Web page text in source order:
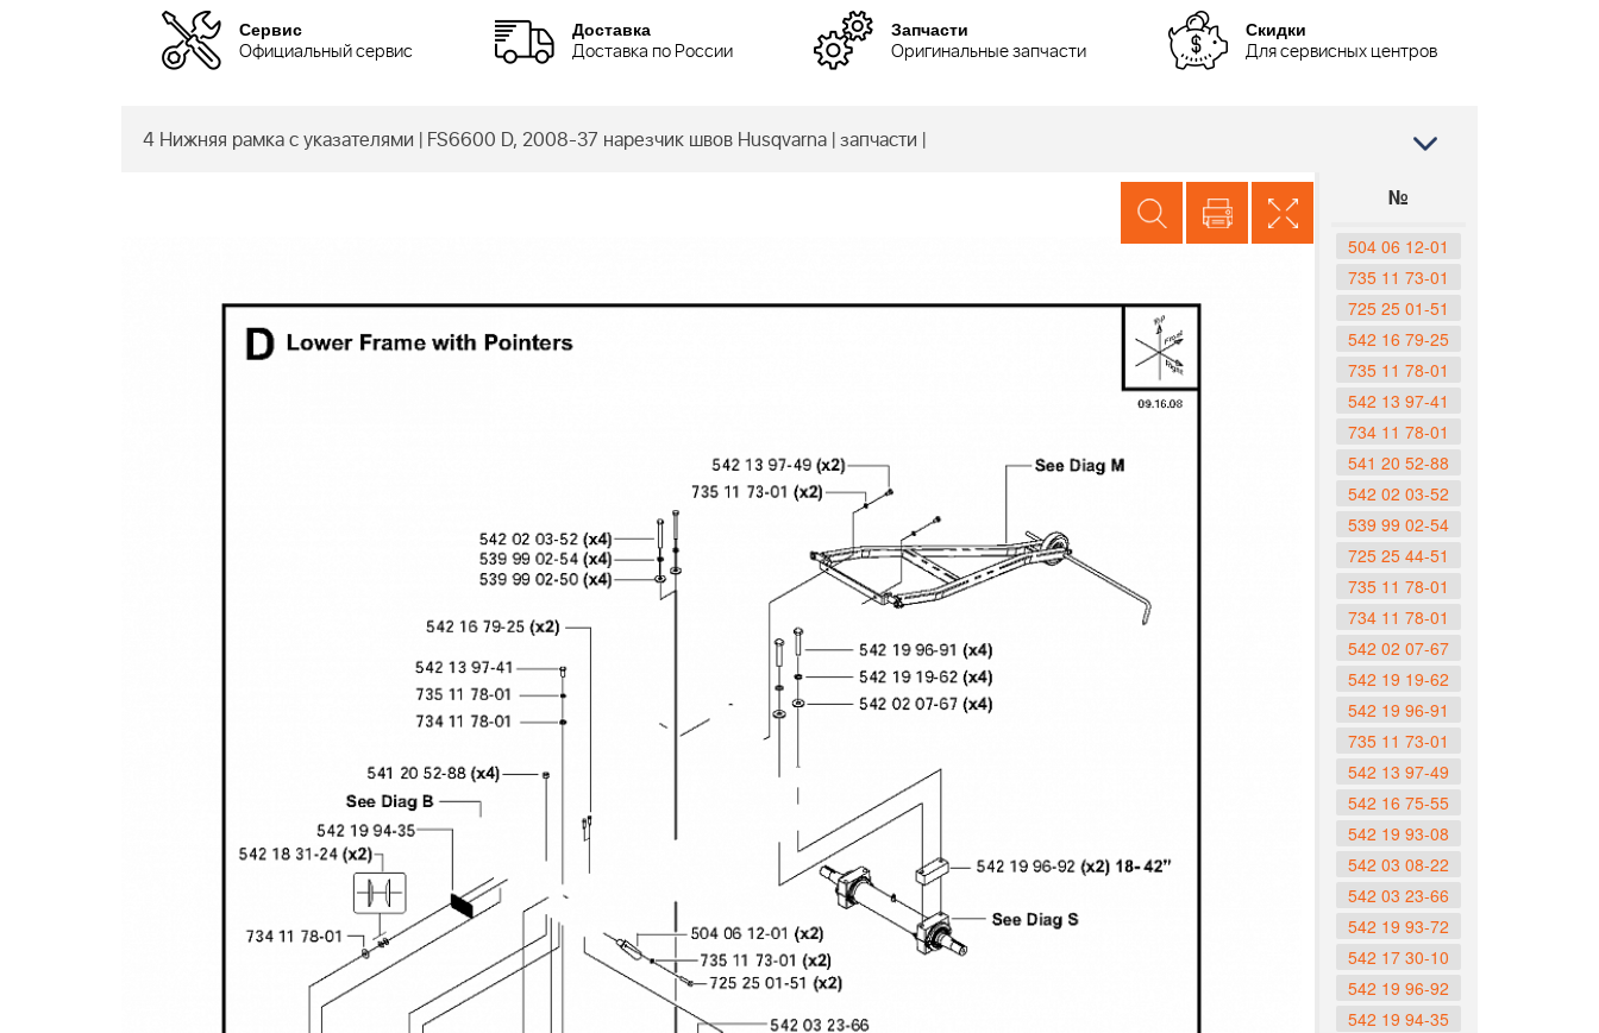
Сервис
Официальный сервис
Доставка
Доставка по России
Запчасти
Оригинальные запчасти
Скидки
Для сервисных центров
4 Нижняя рамка с указателями | FS6600 D, 2008-37 нарезчик швов Husqvarna | запчасти |
№
504 06 12-01
735 11 73-01
725 25 01-51
542 16 79-25
735 11 78-01
542 13 97-41
734 11 78-01
541 20 52-88
542 02 03-52
539 99 02-54
725 25 44-51
735 11 78-01
734 11 78-01
542 02 07-67
542 19 19-62
542 19 96-91
735 11 73-01
542 13 97-49
542 16 75-55
542 19 93-08
542 03 08-22
542 03 23-66
542 19 93-72
542 17 30-10
542 19 96-92
542 19 94-35